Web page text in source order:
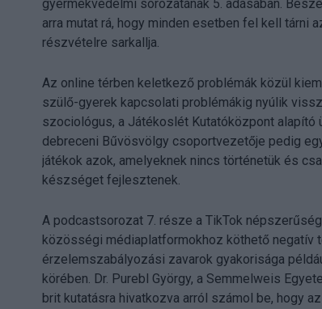
gyermekvédelmi sorozatának 5. adásában.
arra mutat rá, hogy minden esetben fel kell tárni
részvételre sarkallja.
Az online térben keletkező problémák közül
szülő-gyerek kapcsolati problémákig nyúlik
szociológus, a Játékoslét Kutatóközpont alapító
debreceni Bűvösvölgy csoportvezetője pedig
játékok azok, amelyeknek nincs történetük és
készséget fejlesztenek.
A podcastsorozat 7. része a TikTok
közösségi médiaplatformokhoz köthető negatív
érzelemszabályozási zavarok gyakorisága
körében. Dr. Purebl György, a Semmelweis
brit kutatásra hivatkozva arról számol be, hogy